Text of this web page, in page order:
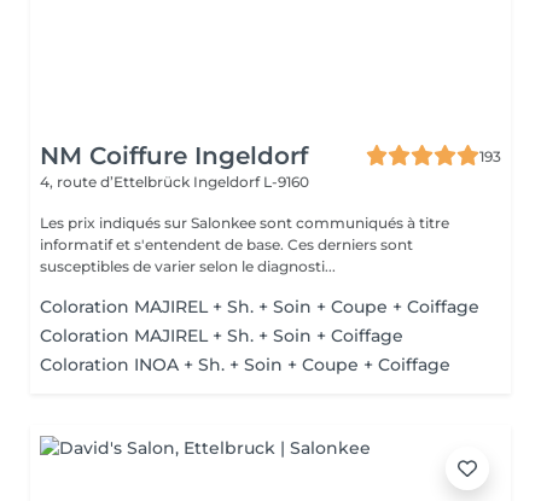
NM Coiffure Ingeldorf
193
4, route d’Ettelbrück Ingeldorf L-9160
Les prix indiqués sur Salonkee sont communiqués à titre
informatif et s'entendent de base. Ces derniers sont
susceptibles de varier selon le diagnosti...
Coloration MAJIREL + Sh. + Soin + Coupe + Coiffage
Coloration MAJIREL + Sh. + Soin + Coiffage
Coloration INOA + Sh. + Soin + Coupe + Coiffage